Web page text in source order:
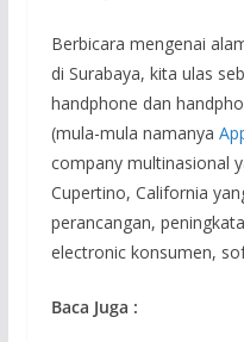
Berbicara mengenai
di Surabaya, kita ulas
handphone dan
(mula-mula namanya
company multinasional
Cupertino, California
perancangan,
electronic konsumen,
Baca Juga :